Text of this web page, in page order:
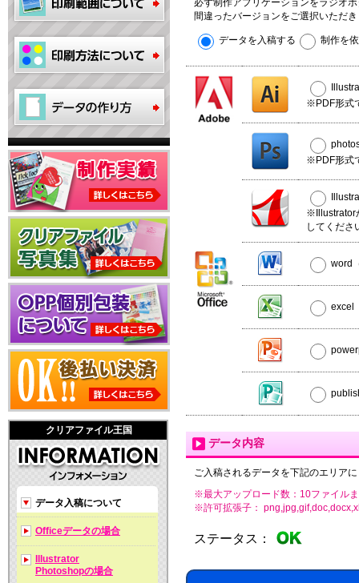
クリアファイル王国
データ入稿について
Officeデータの場合
Illustrator
Photoshopの場合
必ず制作アプリケーションをラジオ
間違ったバージョンをご選択いただ
データを入稿する 制作を
※PDF形式
※PDF形式
※Illustrator
してくださ
word
excel
データ内容
ご入稿されるデータを下記のエリア
※最大アップロード数：10ファイル
※許可拡張子：
ステータス：